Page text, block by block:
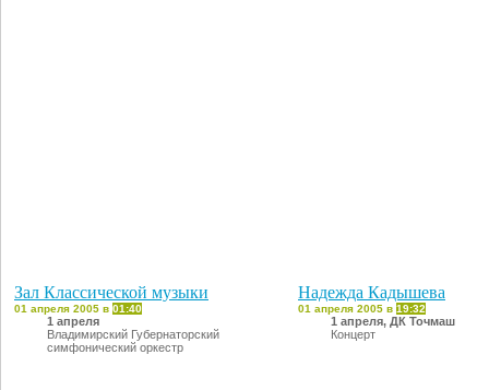
Зал Классической музыки
01 апреля 2005 в 01:40
1 апреля
Владимирский Губернаторский
симфонический оркестр
Надежда Кадышева
01 апреля 2005 в 19:32
1 апреля, ДК Точмаш
Концерт